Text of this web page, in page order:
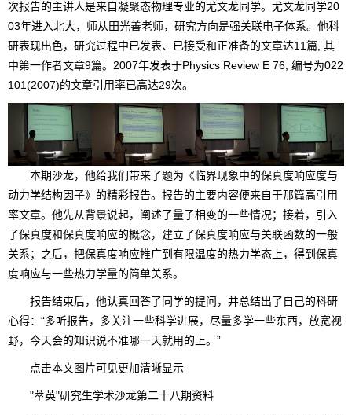
次报告的主讲人是来自凝聚态物理专业的尤文龙同学。尤文龙同学20
03年进入北大，师从田光善老师，研究方向是强关联电子体系。他科
研表现出色，研究过程中已发表、已接受和正准备的文章达11篇, 其
中第一作者文章9篇。2007年发表于Physics Review E 76, 编号为022
101(2007)的文章引用率已高达29次。
本期沙龙，他给我们带来了题为《临界现象中的保真度响应度与
动力学结构因子》的精彩报告。报告的主要内容便来自于那篇高引用
率文章。他先从背景说起，阐述了量子相变的一些情况；接着，引入
了保真度和保真度响应的概念，建立了保真度响应与关联函数的一般
关系；之后，把保真度响应推广到有限温度的热力学态上，得到保真
度响应与一些热力学量的简单关系。
报告结束后，他认真回答了同学的提问，并总结出了自己的科研
心得：“多听报告，多关注一些科学进展，尽量多学一些东西，放宽视
野，今天会的知识说不准哪一天就用的上。”
点击本文图片可见更加清晰显示
"萃英"研究生学术沙龙第二十八期资料